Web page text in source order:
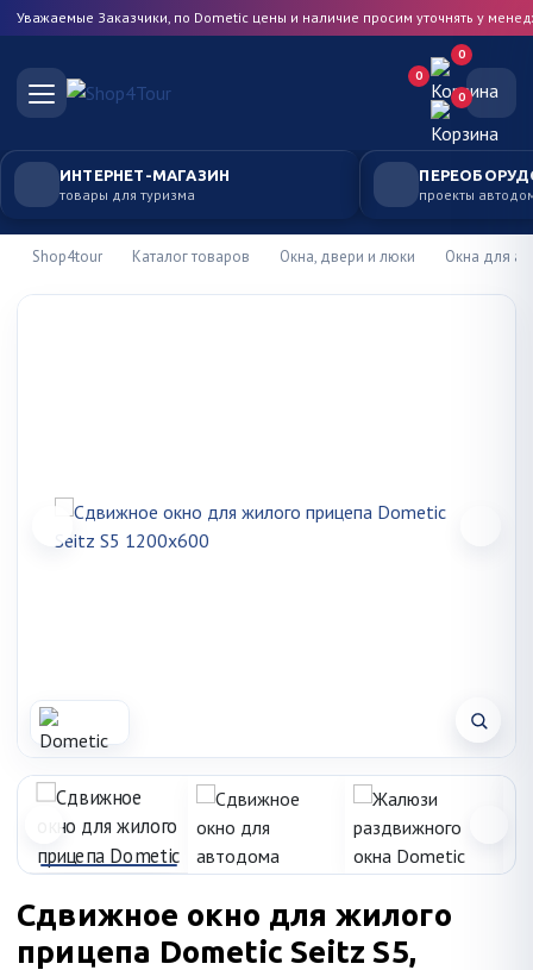
Уважаемые Заказчики, по Dometic цены и наличие просим уточнять у
0
0
0
ИНТЕРНЕТ-МАГАЗИН
товары для туризма проекты
Shop4tour Каталог товаров Окна, двери и люки Окна для
Сдвижное окно для жилого
прицепа Dometic Seitz S5,